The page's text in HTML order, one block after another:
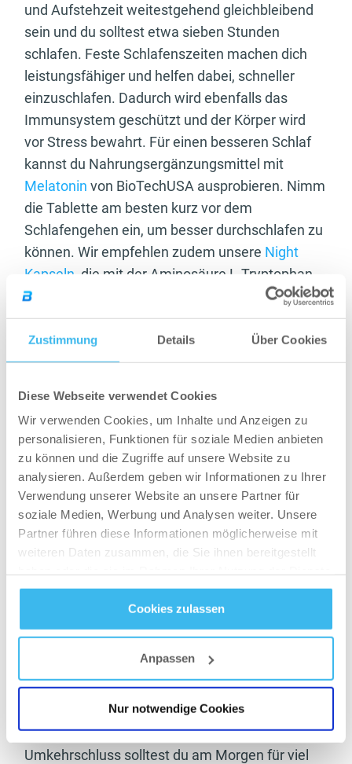
Zustimmung Details Über Cookies
Diese Webseite verwendet Cookies
Wir verwenden Cookies, um Inhalte und Anzeigen zu
personalisieren, Funktionen für soziale Medien anbieten
zu können und die Zugriffe auf unsere Website zu
analysieren. Außerdem geben wir Informationen zu Ihrer
Verwendung unserer Website an unsere Partner für
soziale Medien, Werbung und Analysen weiter. Unsere
Partner führen diese Informationen möglicherweise mit
weiteren Daten zusammen, die Sie ihnen bereitgestellt
gesammelt haben.
Datenschutz- undCookie-Richtlinien
Cookies zulassen
Anpassen
Nur notwendige Cookies
und Aufstehzeit weitestgehend gleichbleibend
sein und du solltest etwa sieben Stunden
schlafen. Feste Schlafenszeiten machen dich
leistungsfähiger und helfen dabei, schneller
einzuschlafen. Dadurch wird ebenfalls das
Immunsystem geschützt und der Körper wird
vor Stress bewahrt. Für einen besseren Schlaf
kannst du Nahrungsergänzungsmittel mit
Melatonin von BioTechUSA ausprobieren. Nimm
die Tablette am besten kurz vor dem
Schlafengehen ein, um besser durchschlafen zu
können. Wir empfehlen zudem unsere Night
Kapseln , die mit der Aminosäure L-Tryptophan
angereichert wurden.
Nimm Veränderungen Schritt für Schritt vor
Du solltest deine Tagesroutine nicht von heute
Veränderungen sorgen für Stress im Körper.
Passe deine Schlafroutine nach und nach an und
gib deinem Körper Zeit, sich an die neuen Zeiten
zu gewöhnen.
Sorge für ein dunkles Schlafumfeld und viel
Licht am Morgen
Unsere biologischen Rhythmen werden nach wie
vor von Licht und Dunkelheit beeinflusst,
weswegen dein Körper in einem abgedunkelten
mehr Melatonin aus. Somit solltest du dich am
besten vor der Schlafenszeit keinem Blaulicht
mehr aussetzen, wie es die meisten
elektronischen Geräte ausstrahlen. Im
Umkehrschluss solltest du am Morgen für viel